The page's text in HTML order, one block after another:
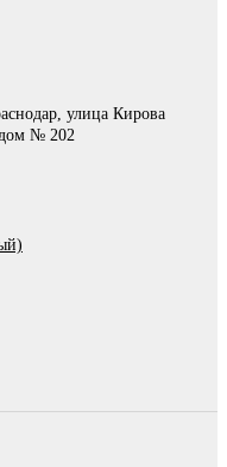
улица Кирова
№ 202